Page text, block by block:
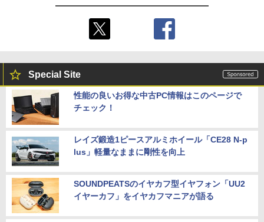
Special Site
性能の良いお得な中古PC情報はこのページで
チェック！
レイズ鍛造1ピースアルミホイール「CE28 N-p
lus」軽量なままに剛性を向上
SOUNDPEATSのイヤカフ型イヤフォン「UU2
イヤーカフ」をイヤカフマニアが語る